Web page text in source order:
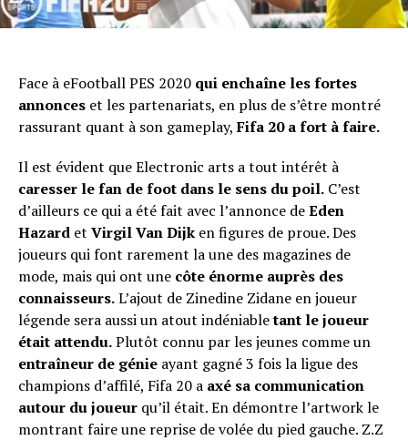
Face à eFootball PES 2020 qui enchaîne les fortes
annonces et les partenariats, en plus de s’être montré
rassurant quant à son gameplay,Fifa 20 a fort à faire.
Il est évident que Electronic arts a tout intérêt à
caresser le fan de foot dans le sens du poil. C’est
d’ailleurs ce qui a été fait avec l’annonce deEden
Hazard et Virgil Van Dijk en figures de proue. Des
joueurs qui font rarement la une des magazines de
mode, mais qui ont une côte énorme auprès des
connaisseurs.L’ajout de Zinedine Zidane en joueur
légende sera aussi un atout indéniabletant le joueur
était attendu.Plutôt connu par les jeunes comme un
entraîneur de génie ayant gagné 3 fois la ligue des
champions d’affilé, Fifa 20 a axé sa communication
autour du joueur qu’il était. En démontre l’artwork le
montrant faire une reprise de volée du pied gauche. Z.Z